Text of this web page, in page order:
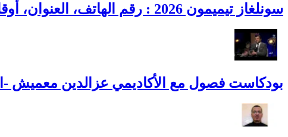
سونلغاز تيميمون 2026 : رقم الهاتف، العنوان، أوقات العمل وطوارئ الغاز
بودكاست فصول مع الأكاديمي عزالدين معميش -